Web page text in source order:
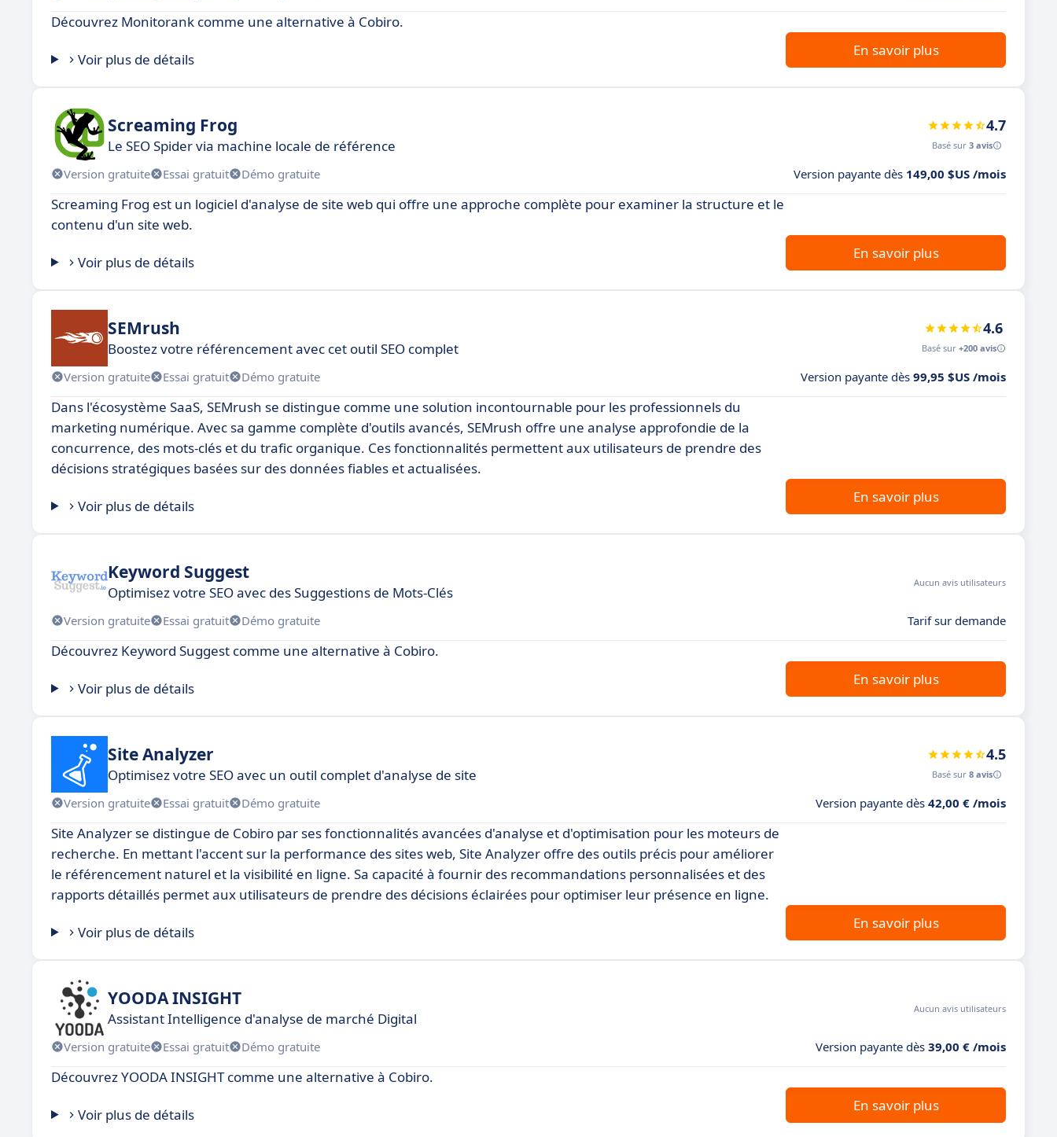
Découvrez Monitorank comme une alternative à Cobiro.
Voir plus de détails
En savoir plus
Screaming Frog
Le SEO Spider via machine locale de référence
4.7
Basé sur 3 avis
Version gratuite Essai gratuit Démo gratuite Version payante dès 149,00 $US /mois
Screaming Frog est un logiciel d'analyse de site web qui offre une approche complète pour examiner la structure et le
contenu d'un site web.
Voir plus de détails
En savoir plus
SEMrush
Boostez votre référencement avec cet outil SEO complet
4.6
Basé sur +200 avis
Version gratuite Essai gratuit Démo gratuite Version payante dès 99,95 $US /mois
Dans l'écosystème SaaS, SEMrush se distingue comme une solution incontournable pour les professionnels du
marketing numérique. Avec sa gamme complète d'outils avancés, SEMrush offre une analyse approfondie de la
concurrence, des mots-clés et du trafic organique. Ces fonctionnalités permettent aux utilisateurs de prendre des
décisions stratégiques basées sur des données fiables et actualisées.
Voir plus de détails
En savoir plus
Keyword Suggest
Optimisez votre SEO avec des Suggestions de Mots-Clés
Aucun avis utilisateurs
Version gratuite Essai gratuit Démo gratuite Tarif sur demande
Découvrez Keyword Suggest comme une alternative à Cobiro.
Voir plus de détails
En savoir plus
Site Analyzer
Optimisez votre SEO avec un outil complet d'analyse de site
4.5
Basé sur 8 avis
Version gratuite Essai gratuit Démo gratuite Version payante dès 42,00 € /mois
Site Analyzer se distingue de Cobiro par ses fonctionnalités avancées d'analyse et d'optimisation pour les moteurs de
recherche. En mettant l'accent sur la performance des sites web, Site Analyzer offre des outils précis pour améliorer
le référencement naturel et la visibilité en ligne. Sa capacité à fournir des recommandations personnalisées et des
rapports détaillés permet aux utilisateurs de prendre des décisions éclairées pour optimiser leur présence en ligne.
Voir plus de détails
En savoir plus
YOODA INSIGHT
Assistant Intelligence d'analyse de marché Digital
Aucun avis utilisateurs
Version gratuite Essai gratuit Démo gratuite Version payante dès 39,00 € /mois
Découvrez YOODA INSIGHT comme une alternative à Cobiro.
Voir plus de détails
En savoir plus